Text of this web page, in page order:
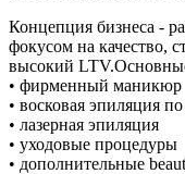
Концепция бизнеса -
фокусом на качество,
высокий
• фирменный маникюр
• восковая эпиляция
• лазерная эпиляция
• уходовые процедуры
• дополнительные